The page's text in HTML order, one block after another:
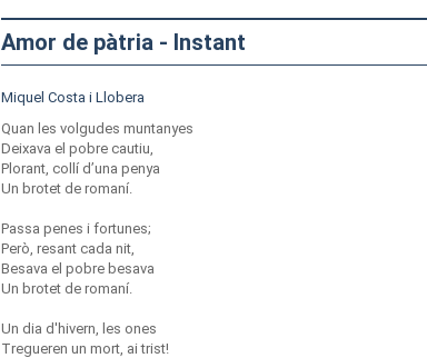
Amor de pàtria - Instant
Miquel Costa i Llobera
Quan les volgudes muntanyes
Deixava el pobre cautiu,
Plorant, collí d’una penya
Un brotet de romaní.
Passa penes i fortunes;
Però, resant cada nit,
Besava el pobre besava
Un brotet de romaní.
Un dia d'hivern, les ones
Tregueren un mort, ai trist!